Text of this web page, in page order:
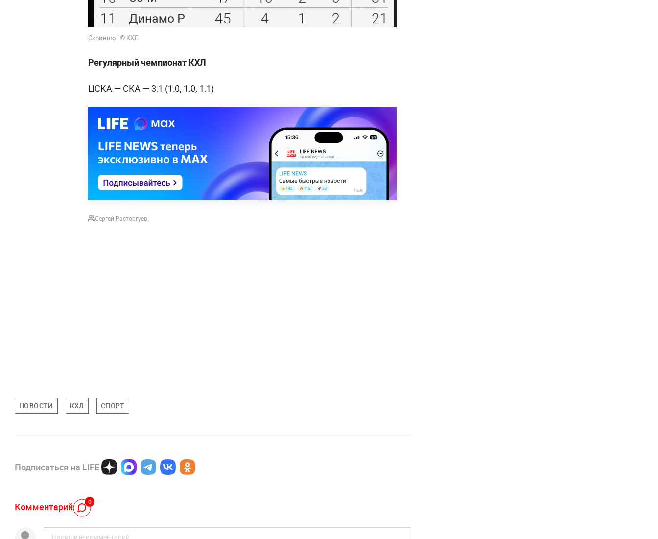
Скриншот © КХЛ
Регулярный чемпионат КХЛ
ЦСКА — СКА — 3:1 (1:0; 1:0; 1:1)
Сергей Расторгуев
НОВОСТИ КХЛ СПОРТ
Подписаться на LIFE
Комментарий 0